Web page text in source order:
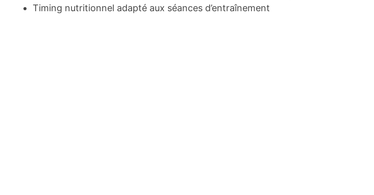
Timing nutritionnel adapté aux séances d’entraînement